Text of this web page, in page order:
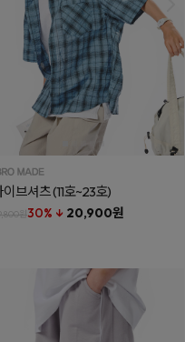
이브셔츠(11호~23호)
원30% ↓ 20,900원